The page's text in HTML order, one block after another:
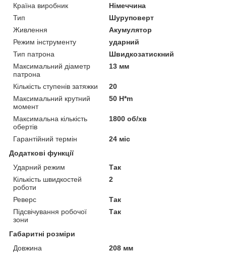
Країна виробник
Німеччина
Тип
Шуруповерт
Живлення
Акумулятор
Режим інструменту
ударний
Тип патрона
Швидкозатискний
Максимальний діаметр
патрона
13 мм
Кількість ступенів затяжки
20
Максимальний крутний
момент
50 H*m
Максимальна кількість
обертів
1800 об/хв
Гарантійний термін
24 міс
Додаткові функції
Ударний режим
Так
Кількість швидкостей
роботи
2
Реверс
Так
Підсвічування робочої
зони
Так
Габаритні розміри
Довжина
208 мм